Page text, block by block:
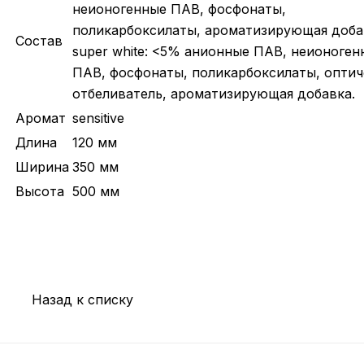
Состав
неионогенные ПАВ, фосфонаты,
поликарбоксилаты, ароматизирующая
super white: <5% анионные ПАВ,
ПАВ, фосфонаты, поликарбоксилаты,
отбеливатель, ароматизирующая добавка.
Аромат sensitive
Длина
120 мм
Ширина 350 мм
Высота 500 мм
Назад к списку